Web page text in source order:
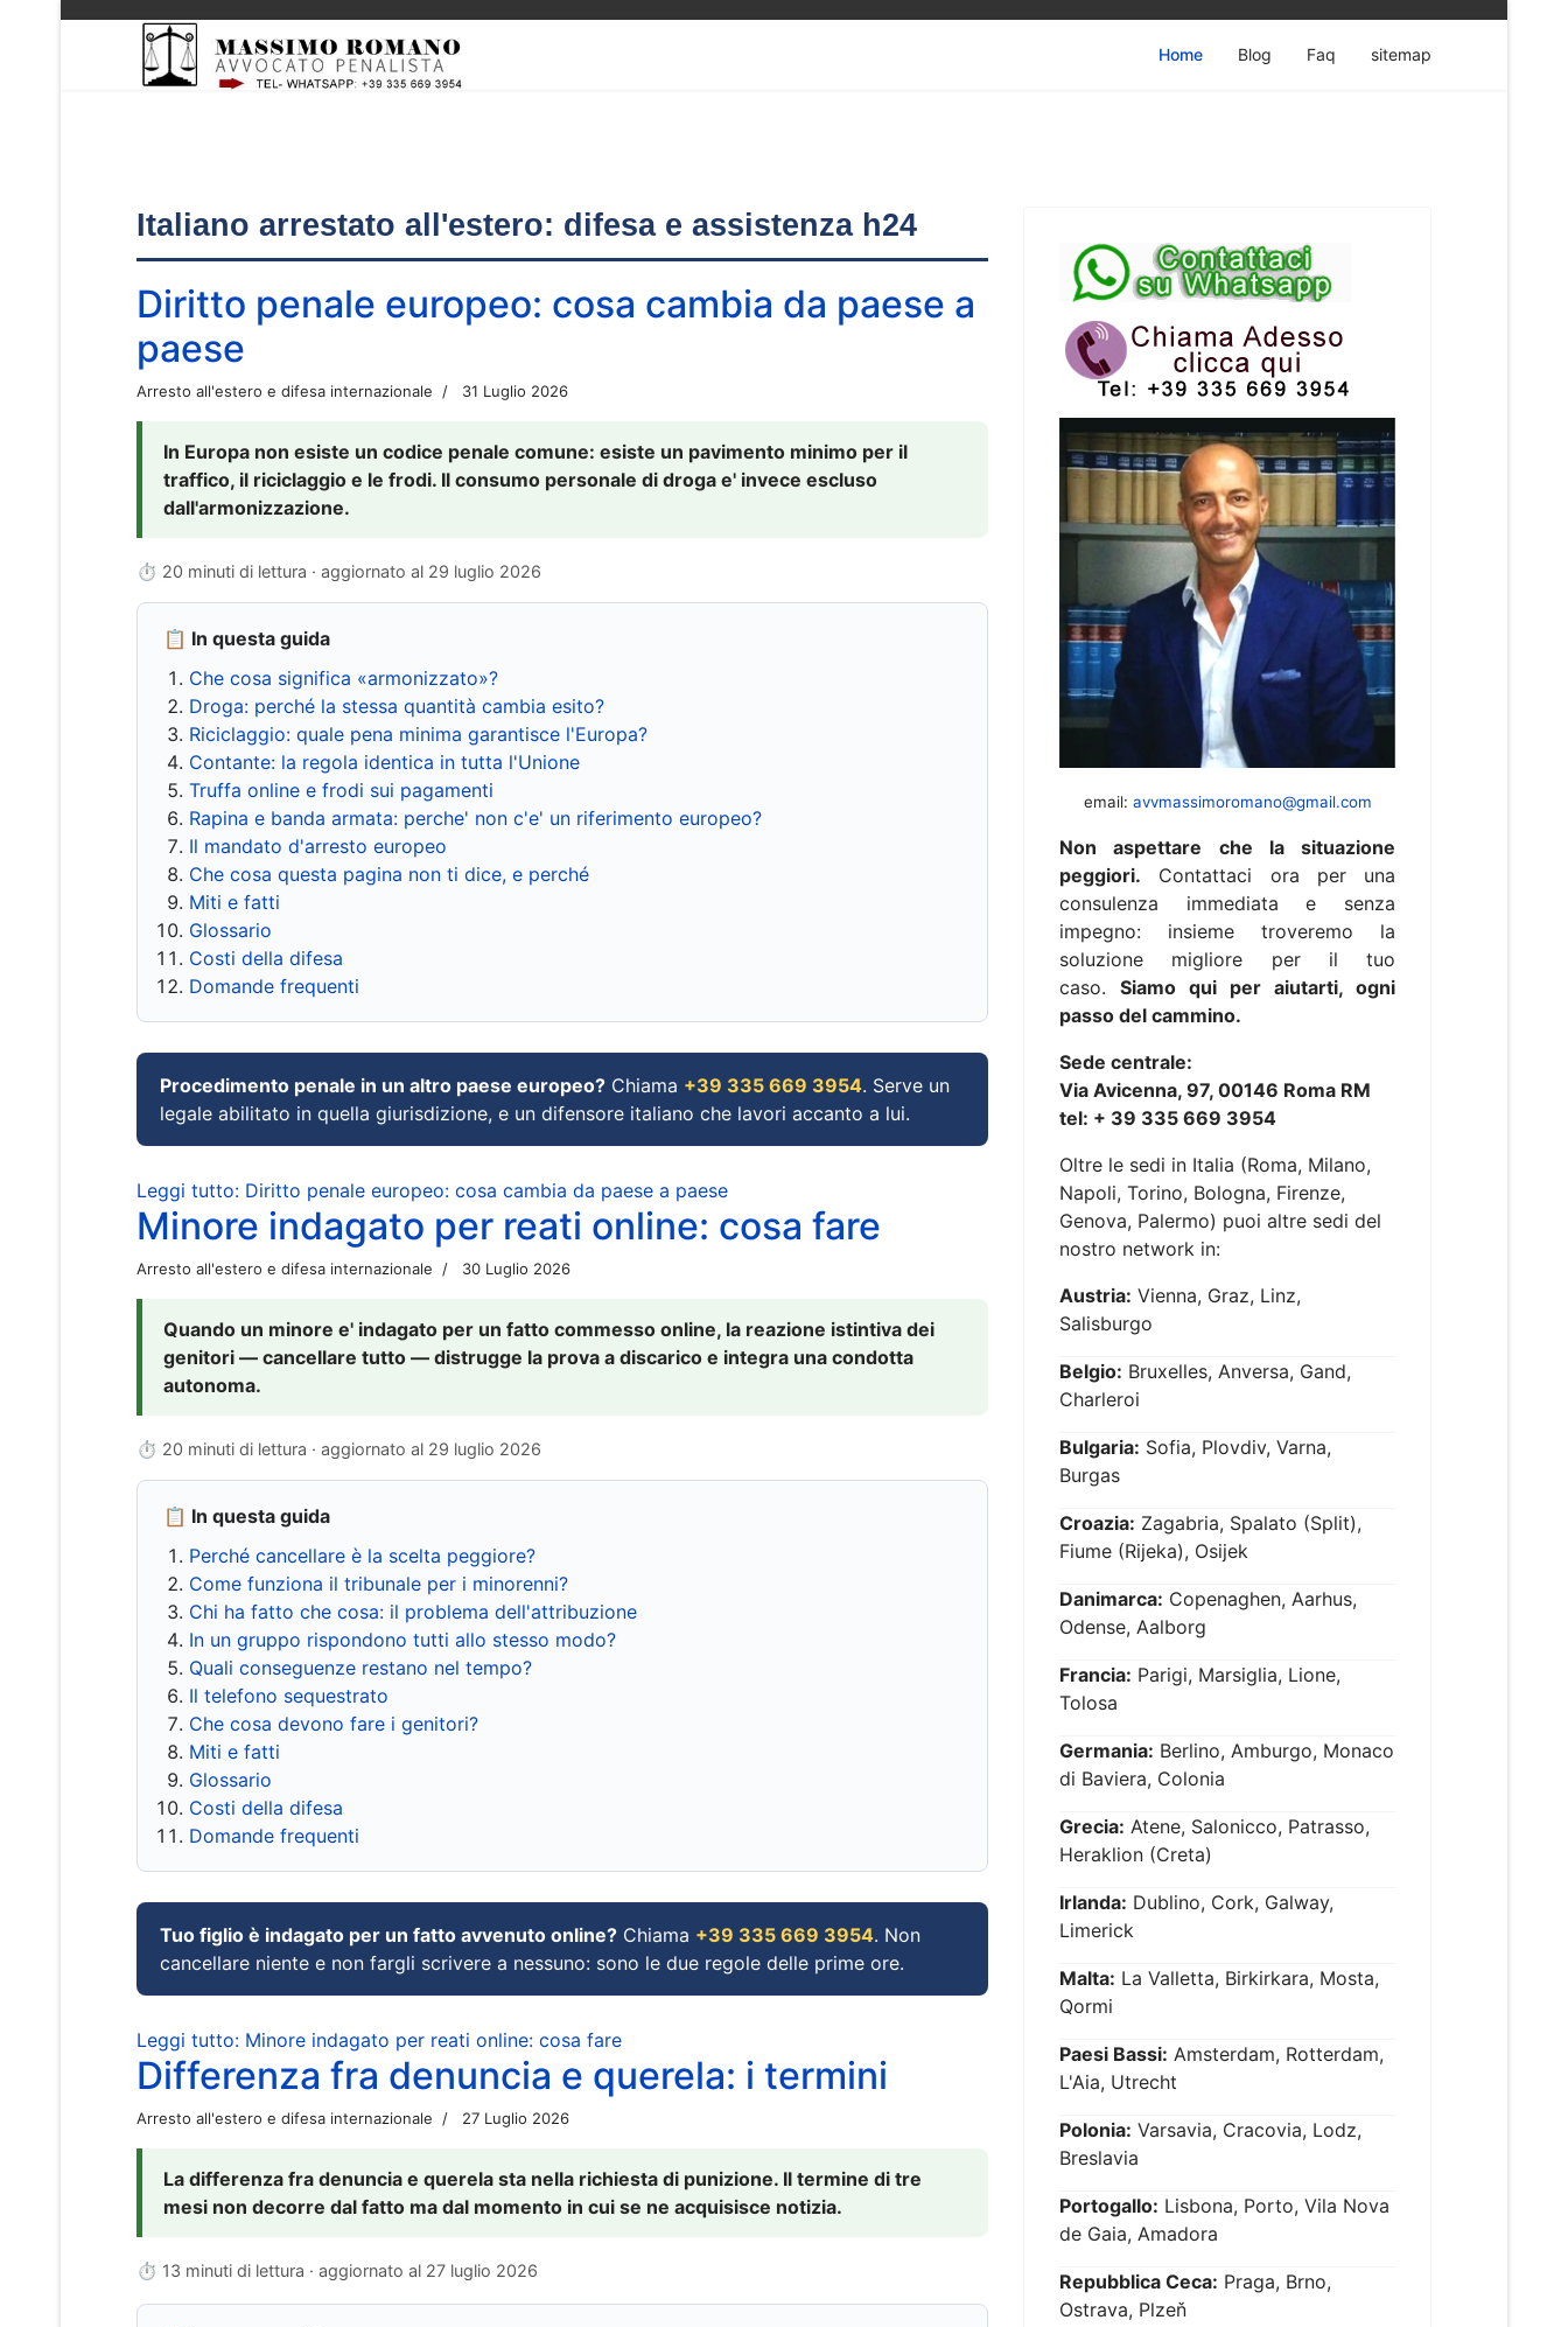
Home Blog Faq sitemap
Italiano arrestato all'estero: difesa e assistenza h24
Diritto penale europeo: cosa cambia da paese a
paese
Arresto all'estero e difesa internazionale 31 Luglio 2026
In Europa non esiste un codice penale comune: esiste un pavimento minimo per il
traffico, il riciclaggio e le frodi. Il consumo personale di droga e' invece escluso
dall'armonizzazione.
⏱ 20 minuti di lettura · aggiornato al 29 luglio 2026
📋 In questa guida
Che cosa significa «armonizzato»?
Droga: perché la stessa quantità cambia esito?
Riciclaggio: quale pena minima garantisce l'Europa?
Contante: la regola identica in tutta l'Unione
Truffa online e frodi sui pagamenti
Rapina e banda armata: perche' non c'e' un riferimento europeo?
Il mandato d'arresto europeo
Che cosa questa pagina non ti dice, e perché
Miti e fatti
Glossario
Costi della difesa
Domande frequenti
Procedimento penale in un altro paese europeo? Chiama +39 335 669 3954. Serve un
legale abilitato in quella giurisdizione, e un difensore italiano che lavori accanto a lui.
Leggi tutto: Diritto penale europeo: cosa cambia da paese a paese
Minore indagato per reati online: cosa fare
Arresto all'estero e difesa internazionale 30 Luglio 2026
Quando un minore e' indagato per un fatto commesso online, la reazione istintiva dei
genitori — cancellare tutto — distrugge la prova a discarico e integra una condotta
autonoma.
⏱ 20 minuti di lettura · aggiornato al 29 luglio 2026
📋 In questa guida
Perché cancellare è la scelta peggiore?
Come funziona il tribunale per i minorenni?
Chi ha fatto che cosa: il problema dell'attribuzione
In un gruppo rispondono tutti allo stesso modo?
Quali conseguenze restano nel tempo?
Il telefono sequestrato
Che cosa devono fare i genitori?
Miti e fatti
Glossario
Costi della difesa
Domande frequenti
Tuo figlio è indagato per un fatto avvenuto online? Chiama +39 335 669 3954. Non
cancellare niente e non fargli scrivere a nessuno: sono le due regole delle prime ore.
Leggi tutto: Minore indagato per reati online: cosa fare
Differenza fra denuncia e querela: i termini
Arresto all'estero e difesa internazionale 27 Luglio 2026
La differenza fra denuncia e querela sta nella richiesta di punizione. Il termine di tre
mesi non decorre dal fatto ma dal momento in cui se ne acquisisce notizia.
⏱ 13 minuti di lettura · aggiornato al 27 luglio 2026
email: avvmassimoromano@gmail.com
Non aspettare che la situazione
peggiori. Contattaci ora per una
consulenza immediata e senza
impegno: insieme troveremo la
soluzione migliore per il tuo
caso. Siamo qui per aiutarti, ogni
passo del cammino.
Sede centrale:
Via Avicenna, 97, 00146 Roma RM
tel: + 39 335 669 3954
Oltre le sedi in Italia (Roma, Milano,
Napoli, Torino, Bologna, Firenze,
Genova, Palermo) puoi altre sedi del
nostro network in:
Austria: Vienna, Graz, Linz,
Salisburgo
Belgio: Bruxelles, Anversa, Gand,
Charleroi
Bulgaria: Sofia, Plovdiv, Varna,
Burgas
Croazia: Zagabria, Spalato (Split),
Fiume (Rijeka), Osijek
Danimarca: Copenaghen, Aarhus,
Odense, Aalborg
Francia: Parigi, Marsiglia, Lione,
Tolosa
Germania: Berlino, Amburgo, Monaco
di Baviera, Colonia
Grecia: Atene, Salonicco, Patrasso,
Heraklion (Creta)
Irlanda: Dublino, Cork, Galway,
Limerick
Malta: La Valletta, Birkirkara, Mosta,
Qormi
Paesi Bassi: Amsterdam, Rotterdam,
L'Aia, Utrecht
Polonia: Varsavia, Cracovia, Lodz,
Breslavia
Portogallo: Lisbona, Porto, Vila Nova
de Gaia, Amadora
Repubblica Ceca: Praga, Brno,
Ostrava, Plzeň